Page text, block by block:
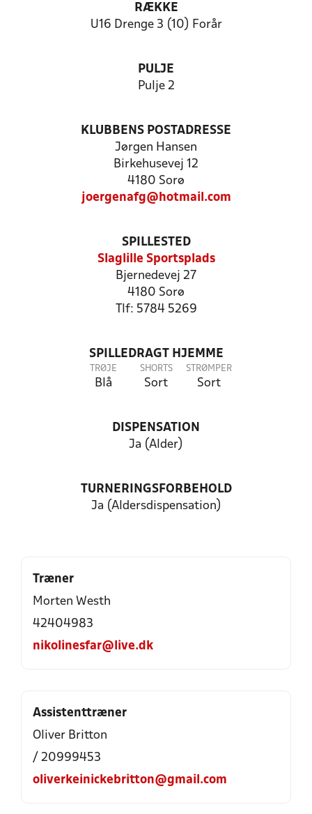
RÆKKE
U16 Drenge 3 (10) Forår
PULJE
Pulje 2
KLUBBENS POSTADRESSE
Jørgen Hansen
Birkehusevej 12
4180 Sorø
joergenafg@hotmail.com
SPILLESTED
Slaglille Sportsplads
Bjernedevej 27
4180 Sorø
Tlf: 5784 5269
SPILLEDRAGT HJEMME
TRØJE
Blå
SHORTS
Sort
STRØMPER
Sort
DISPENSATION
Ja (Alder)
TURNERINGSFORBEHOLD
Ja (Aldersdispensation)
Træner
Morten Westh
42404983
nikolinesfar@live.dk
Assistenttræner
Oliver Britton
/ 20999453
oliverkeinickebritton@gmail.com